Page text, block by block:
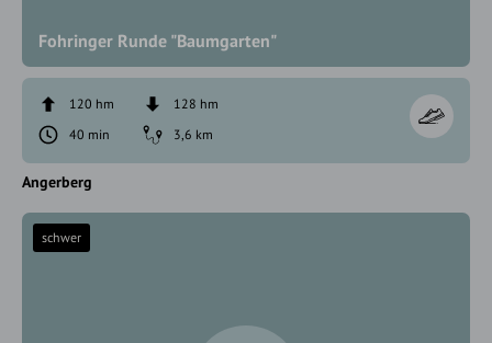
Fohringer Runde "Baumgarten"
120 hm
128 hm
40 min
3,6 km
Angerberg
schwer